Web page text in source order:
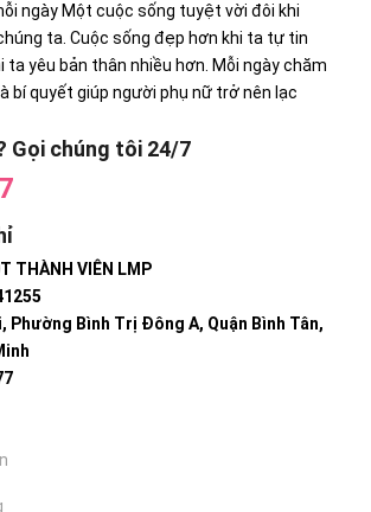
ngày Một cuộc sống tuyệt vời đôi khi
ta. Cuộc sống đẹp hơn khi ta tự tin
ta yêu bản thân nhiều hơn. Mỗi ngày chăm
bí quyết giúp người phụ nữ trở nên lạc
Gọi chúng tôi 24/7
THÀNH VIÊN LMP
Phường Bình Trị Đông A, Quận Bình Tân,